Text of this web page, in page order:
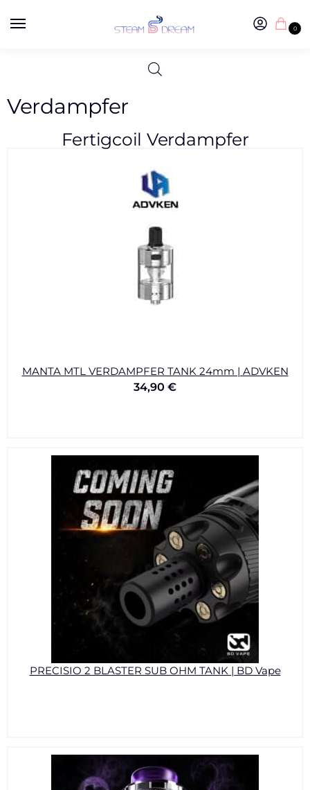
0
Verdampfer
Fertigcoil Verdampfer
MANTA MTL VERDAMPFER TANK 24mm | ADVKEN
34,90 €
PRECISIO 2 BLASTER SUB OHM TANK | BD Vape